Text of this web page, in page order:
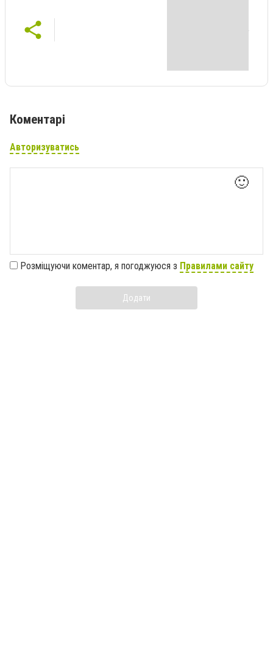
Коментарі
Авторизуватись
🙂
Розміщуючи коментар, я погоджуюся з Правилами сайту
Додати